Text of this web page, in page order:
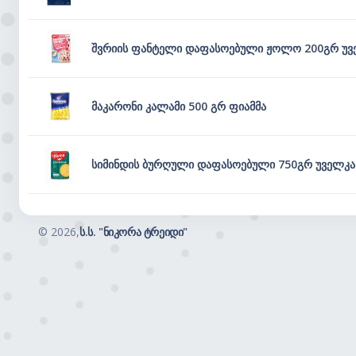
შვრიის ფანტელი დაფასოებული ჟოლო 200გრ
მაკარონი კალამი 500 გრ ფიამმა
სიმინდის ბურღული დაფასოებული 750გრ უველკა
© 2026,ს.ს. "ნიკორა ტრეიდი"